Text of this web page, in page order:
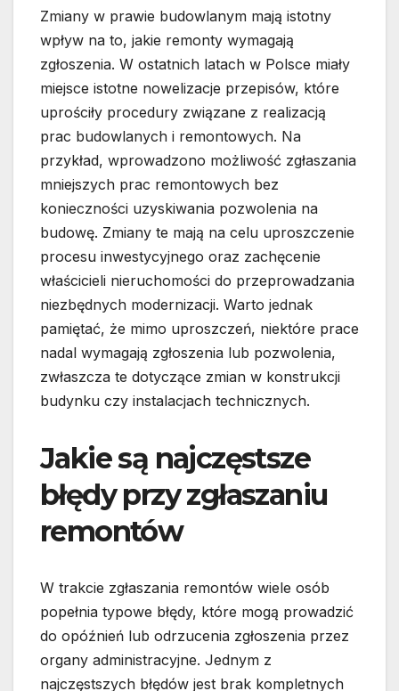
Zmiany w prawie budowlanym mają istotny
wpływ na to, jakie remonty wymagają
zgłoszenia. W ostatnich latach w Polsce miały
miejsce istotne nowelizacje przepisów, które
uprościły procedury związane z realizacją
prac budowlanych i remontowych. Na
przykład, wprowadzono możliwość zgłaszania
mniejszych prac remontowych bez
konieczności uzyskiwania pozwolenia na
budowę. Zmiany te mają na celu uproszczenie
procesu inwestycyjnego oraz zachęcenie
właścicieli nieruchomości do przeprowadzania
niezbędnych modernizacji. Warto jednak
pamiętać, że mimo uproszczeń, niektóre prace
nadal wymagają zgłoszenia lub pozwolenia,
zwłaszcza te dotyczące zmian w konstrukcji
budynku czy instalacjach technicznych.
Jakie są najczęstsze
błędy przy zgłaszaniu
remontów
W trakcie zgłaszania remontów wiele osób
popełnia typowe błędy, które mogą prowadzić
do opóźnień lub odrzucenia zgłoszenia przez
organy administracyjne. Jednym z
najczęstszych błędów jest brak kompletnych